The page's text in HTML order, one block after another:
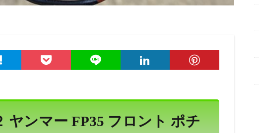
ヤンマー FP35 フロント ポチ